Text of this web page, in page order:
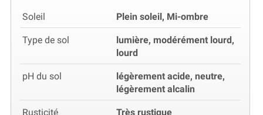
Soleil Plein soleil, Mi-ombre
Type de sol
lumière, modérément lourd,
lourd
pH du sol
légèrement acide, neutre,
légèrement alcalin
Rusticité Très rustique